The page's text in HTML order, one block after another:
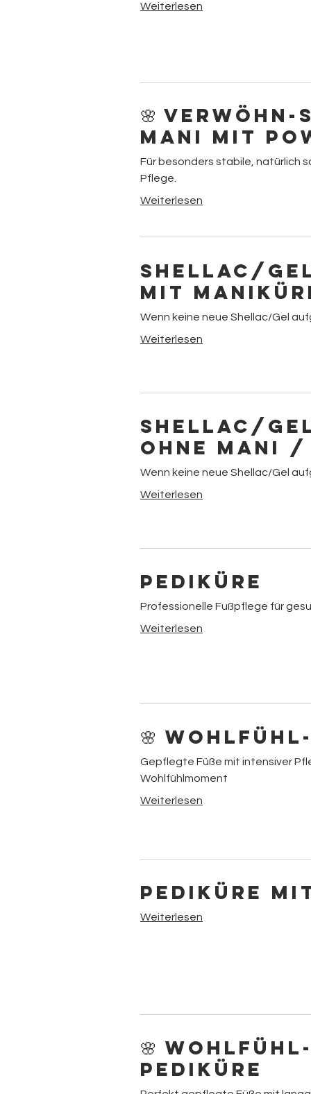
Weiterlesen
🌸
Mani mit
Für besonders stabile, natürlich
Pflege.
Weiterlesen
Shellac/Gel
Mit
Wenn keine neue Shellac/Gel
Weiterlesen
Shellac/Gel
ohne mani /
Wenn keine neue Shellac/Gel
Weiterlesen
Pediküre
Professionelle Fußpflege für
Weiterlesen
🌸
Gepflegte Füße mit intensiver
Wohlfühlmoment
Weiterlesen
Pediküre
Weiterlesen
🌸
Pediküre